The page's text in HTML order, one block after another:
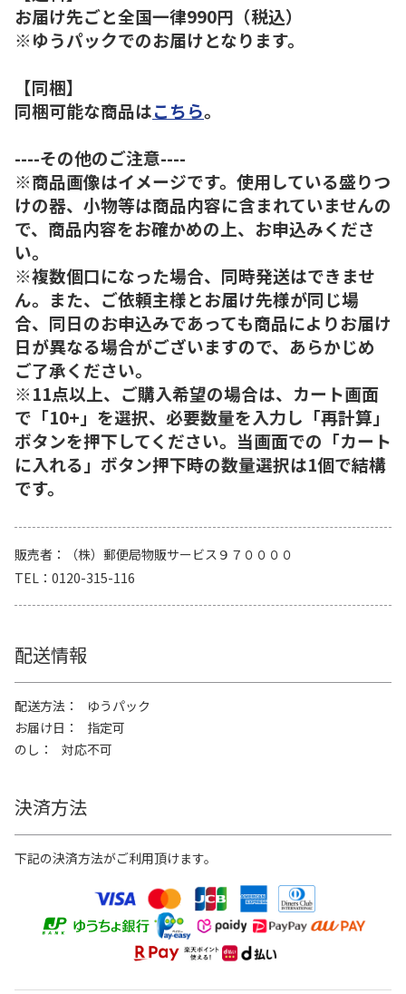
お届け先ごと全国一律990円（税込）
※ゆうパックでのお届けとなります。
【同梱】
同梱可能な商品はこちら。
----その他のご注意----
※商品画像はイメージです。使用している盛りつ
けの器、小物等は商品内容に含まれていませんの
で、商品内容をお確かめの上、お申込みくださ
い。
※複数個口になった場合、同時発送はできませ
ん。また、ご依頼主様とお届け先様が同じ場
合、同日のお申込みであっても商品によりお届け
日が異なる場合がございますので、あらかじめ
ご了承ください。
※11点以上、ご購入希望の場合は、カート画面
で「10+」を選択、必要数量を入力し「再計算」
ボタンを押下してください。当画面での「カート
に入れる」ボタン押下時の数量選択は1個で結構
です。
販売者
（株）郵便局物販サービス９７００００
TEL
0120-315-116
配送情報
配送方法
ゆうパック
お届け日
指定可
のし
対応不可
決済方法
下記の決済方法がご利用頂けます。